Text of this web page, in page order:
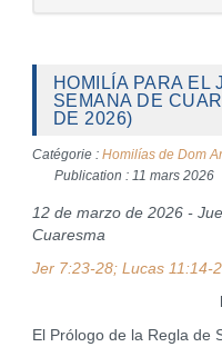
HOMILÍA PARA EL
SEMANA DE
DE 2026)
Catégorie : Homilías de Dom
Publication : 11 mars 2026
12 de marzo de 2026 -
Cuaresma
Jer 7:23-28; Lucas 11:14-
El Prólogo de la Regla de